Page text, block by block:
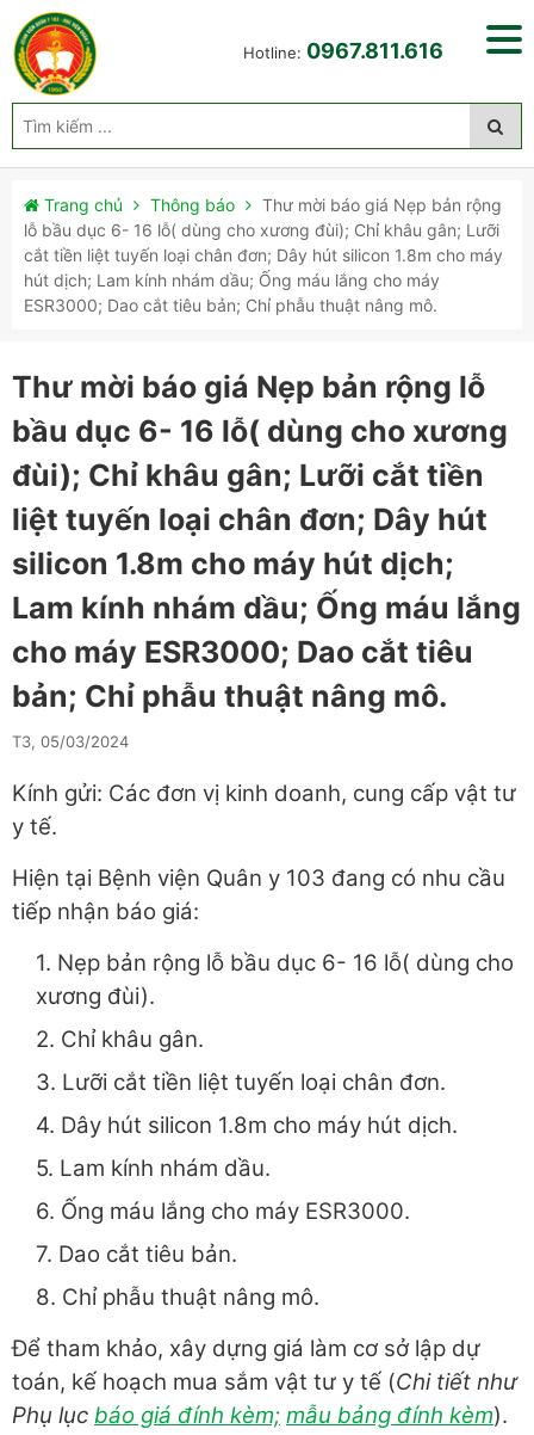
Hotline: 0967.811.616
Trang chủ Thông báo
Thư mời báo giá Nẹp bản rộng
lỗ bầu dục 6- 16 lỗ( dùng cho xương đùi); Chỉ khâu gân; Lưỡi
cắt tiền liệt tuyến loại chân đơn; Dây hút silicon 1.8m cho máy
hút dịch; Lam kính nhám dầu; Ống máu lắng cho máy
ESR3000; Dao cắt tiêu bản; Chỉ phẫu thuật nâng mô.
Thư mời báo giá Nẹp bản rộng lỗ
bầu dục 6- 16 lỗ( dùng cho xương
đùi); Chỉ khâu gân; Lưỡi cắt tiền
liệt tuyến loại chân đơn; Dây hút
silicon 1.8m cho máy hút dịch;
Lam kính nhám dầu; Ống máu lắng
cho máy ESR3000; Dao cắt tiêu
bản; Chỉ phẫu thuật nâng mô.
T3, 05/03/2024
Kính gửi: Các đơn vị kinh doanh, cung cấp vật tư
y tế.
Hiện tại Bệnh viện Quân y 103 đang có nhu cầu
tiếp nhận báo giá:
1. Nẹp bản rộng lỗ bầu dục 6- 16 lỗ( dùng cho
xương đùi).
2. Chỉ khâu gân.
3. Lưỡi cắt tiền liệt tuyến loại chân đơn.
4. Dây hút silicon 1.8m cho máy hút dịch.
5. Lam kính nhám dầu.
6. Ống máu lắng cho máy ESR3000.
7. Dao cắt tiêu bản.
8. Chỉ phẫu thuật nâng mô.
Để tham khảo, xây dựng giá làm cơ sở lập dự
toán, kế hoạch mua sắm vật tư y tế (Chi tiết như
Phụ lục báo giá đính kèm; mẫu bảng đính kèm).